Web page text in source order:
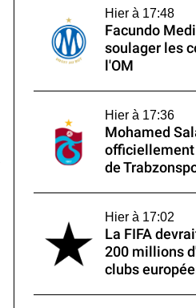
Hier à 17:48
Facundo
soulager les
l'OM
Hier à 17:36
Mohamed
officiellement
de
Hier à 17:02
La FIFA
200 millions
clubs